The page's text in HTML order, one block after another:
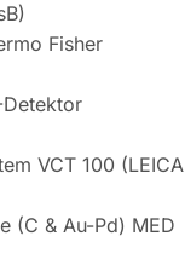
Fisher
VCT 100 (LEICA
(C & Au-Pd) MED